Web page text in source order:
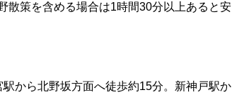
散策を含める場合は1時間30分以上あると安
から北野坂方面へ徒歩約15分。新神戸駅か